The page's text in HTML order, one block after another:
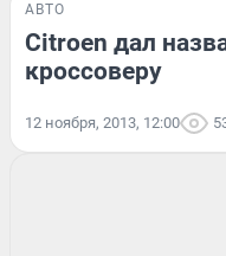
АВТО
Citroen дал
кроссоверу
12 ноября, 2013, 12:00